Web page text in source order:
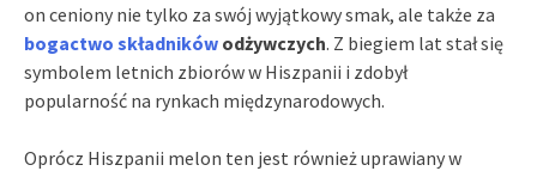
on ceniony nie tylko za swój wyjątkowy smak, ale także za
bogactwo składników odżywczych. Z biegiem lat stał się
symbolem letnich zbiorów w Hiszpanii i zdobył
popularność na rynkach międzynarodowych.
Oprócz Hiszpanii melon ten jest również uprawiany w